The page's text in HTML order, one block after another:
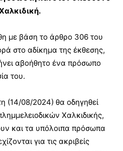
με βάση το άρθρο 306 του
στο αδίκημα της έκθεσης,
αβοήθητο ένα πρόσωπο
του.
(14/08/2024) θα οδηγηθεί
Χαλκιδικής,
και τα υπόλοιπα πρόσωπα
για τις ακριβείς